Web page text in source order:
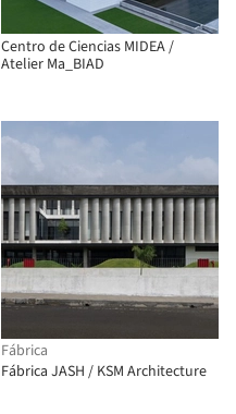
Centro de Ciencias MIDEA /
Atelier Ma_BIAD
Fábrica
Fábrica JASH / KSM Architecture